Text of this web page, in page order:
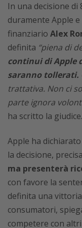
In una decisione di
duramente Apple
finanziario Alex
definita “piena di
continui di Apple
saranno tollerati.
trattativa. Non ci
parte ignora
ha scritto la giudice.
Apple ha
la decisione,
ma presenterà
con favore la
definita una
consumatori,
competere con